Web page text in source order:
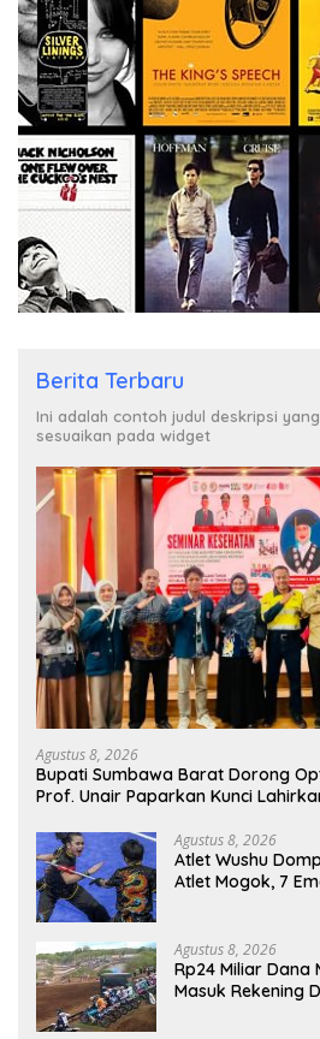
Berita Terbaru
Ini adalah contoh judul deskripsi
sesuaikan pada widget
Agustus 8, 2026
Bupati Sumbawa Barat Dorong
Prof. Unair Paparkan Kunci
Agustus 8, 2026
Atlet Wushu
Atlet Mogok, 7
Agustus 8, 2026
Rp24 Miliar Dana
Masuk Rekening